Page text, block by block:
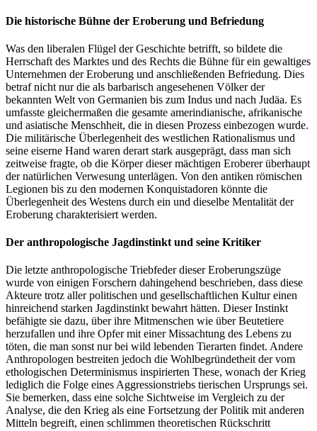
Die historische Bühne der Eroberung und Befriedung
Was den liberalen Flügel der Geschichte betrifft, so bildete die
Herrschaft des Marktes und des Rechts die Bühne für ein gewaltiges
Unternehmen der Eroberung und anschließenden Befriedung. Dies
betraf nicht nur die als barbarisch angesehenen Völker der
bekannten Welt von Germanien bis zum Indus und nach Judäa. Es
umfasste gleichermaßen die gesamte amerindianische, afrikanische
und asiatische Menschheit, die in diesen Prozess einbezogen wurde.
Die militärische Überlegenheit des westlichen Rationalismus und
seine eiserne Hand waren derart stark ausgeprägt, dass man sich
zeitweise fragte, ob die Körper dieser mächtigen Eroberer überhaupt
der natürlichen Verwesung unterlägen. Von den antiken römischen
Legionen bis zu den modernen Konquistadoren könnte die
Überlegenheit des Westens durch ein und dieselbe Mentalität der
Eroberung charakterisiert werden.
Der anthropologische Jagdinstinkt und seine Kritiker
Die letzte anthropologische Triebfeder dieser Eroberungszüge
wurde von einigen Forschern dahingehend beschrieben, dass diese
Akteure trotz aller politischen und gesellschaftlichen Kultur einen
hinreichend starken Jagdinstinkt bewahrt hätten. Dieser Instinkt
befähigte sie dazu, über ihre Mitmenschen wie über Beutetiere
herzufallen und ihre Opfer mit einer Missachtung des Lebens zu
töten, die man sonst nur bei wild lebenden Tierarten findet. Andere
Anthropologen bestreiten jedoch die Wohlbegründetheit der vom
ethologischen Determinismus inspirierten These, wonach der Krieg
lediglich die Folge eines Aggressionstriebs tierischen Ursprungs sei.
Sie bemerken, dass eine solche Sichtweise im Vergleich zu der
Analyse, die den Krieg als eine Fortsetzung der Politik mit anderen
Mitteln begreift, einen schlimmen theoretischen Rückschritt